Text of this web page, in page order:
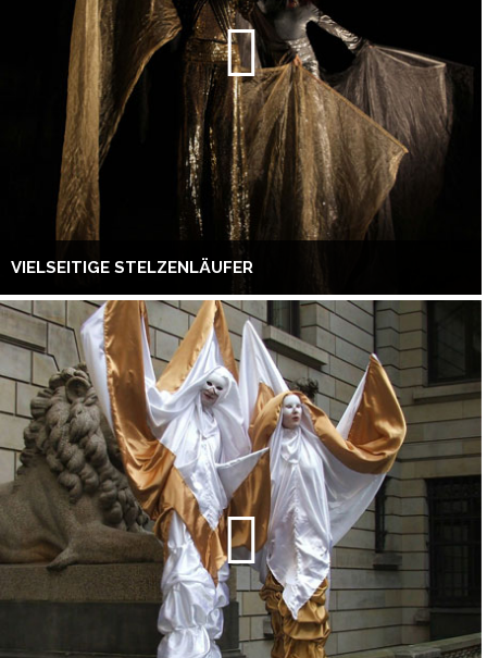
VIELSEITIGE STELZENLÄUFER